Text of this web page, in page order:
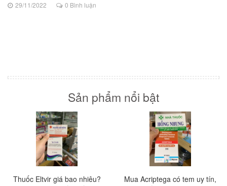
29/11/2022 0 Bình luận
Sản phẩm nổi bật
Thuốc Eltvir giá bao nhiêu?
Mua Acriptega có tem uy tín,